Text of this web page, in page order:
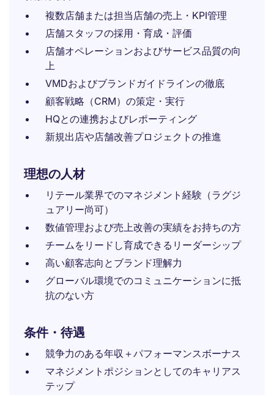
複数店舗または担当店舗の売上・KPI管理
店舗スタッフの採用・育成・評価
店舗オペレーションおよびサービス品質の向
上
VMDおよびブランドガイドラインの徹底
顧客戦略（CRM）の策定・実行
HQとの連携およびレポーティング
新規出店や店舗改善プロジェクトの推進
理想の人材
リテール業界でのマネジメント経験（ラグジ
ュアリー尚可）
数値管理および売上改善の実績をお持ちの方
チームをリードし育成できるリーダーシップ
高い顧客志向とブランド理解力
グローバル環境でのコミュニケーションに抵
抗のない方
条件・待遇
競争力のある年収＋パフォーマンスボーナス
マネジメントポジションとしてのキャリアス
テップ